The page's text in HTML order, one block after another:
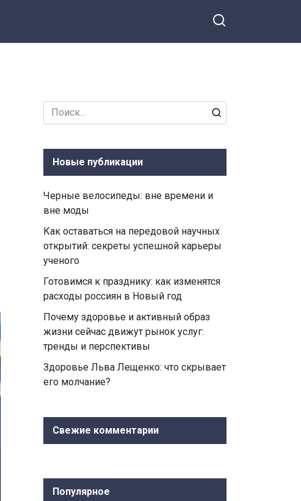
Search
for:
Новые публикации
Черные велосипеды: вне времени и
вне моды
Как оставаться на передовой научных
открытий: секреты успешной карьеры
ученого
Готовимся к празднику: как изменятся
расходы россиян в Новый год
Почему здоровье и активный образ
жизни сейчас движут рынок услуг:
тренды и перспективы
Здоровье Льва Лещенко: что скрывает
его молчание?
Свежие комментарии
Популярное